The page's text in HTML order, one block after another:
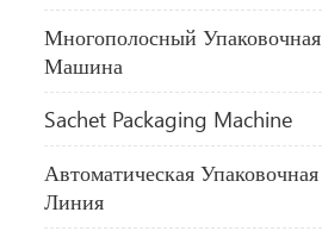
Многополосный Упаковочная
Машина
Sachet Packaging Machine
Автоматическая Упаковочная
Линия